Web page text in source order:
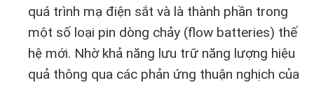
quá trình mạ điện sắt và là thành phần trong
một số loại pin dòng chảy (flow batteries) thế
hệ mới. Nhờ khả năng lưu trữ năng lượng hiệu
quả thông qua các phản ứng thuận nghịch của